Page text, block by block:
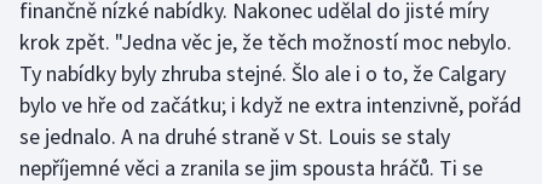
finančně nízké nabídky. Nakonec udělal do jisté míry
krok zpět. "Jedna věc je, že těch možností moc nebylo.
Ty nabídky byly zhruba stejné. Šlo ale i o to, že Calgary
bylo ve hře od začátku; i když ne extra intenzivně, pořád
se jednalo. A na druhé straně v St. Louis se staly
nepříjemné věci a zranila se jim spousta hráčů. Ti se